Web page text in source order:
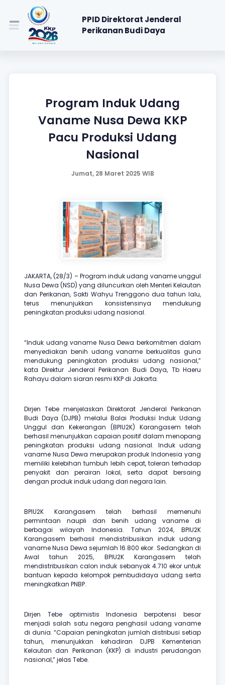
PPID Direktorat Jenderal
Perikanan Budi Daya
Program Induk Udang
Vaname Nusa Dewa KKP
Pacu Produksi Udang
Nasional
Jumat, 28 Maret 2025 WIB
JAKARTA, (28/3) – Program induk udang vaname unggul
Nusa Dewa (NSD) yang diluncurkan oleh Menteri Kelautan
dan Perikanan, Sakti Wahyu Trenggono dua tahun lalu,
terus menunjukkan konsistensinya mendukung
peningkatan produksi udang nasional.
“Induk udang vaname Nusa Dewa berkomitmen dalam
menyediakan benih udang vaname berkualitas guna
mendukung peningkatan produksi udang nasional,”
kata Direktur Jenderal Perikanan Budi Daya, Tb Haeru
Rahayu dalam siaran resmi KKP di Jakarta.
Dirjen Tebe menjelaskan Direktorat Jenderal Perikanan
Budi Daya (DJPB) melalui Balai Produksi Induk Udang
Unggul dan Kekerangan (BPIU2K) Karangasem telah
berhasil menunjukkan capaian positif dalam menopang
peningkatan produksi udang nasional. Induk udang
vaname Nusa Dewa merupakan produk Indonesia yang
memiliki kelebihan tumbuh lebih cepat, toleran terhadap
penyakit dan perairan lokal, serta dapat bersaing
dengan produk induk udang dari negara lain.
BPIU2K Karangasem telah berhasil memenuhi
permintaan naupli dan benih udang vaname di
berbagai wilayah Indonesia. Tahun 2024, BPIU2K
Karangasem berhasil mendistribusikan induk udang
vaname Nusa Dewa sejumlah 16.800 ekor. Sedangkan di
Awal tahun 2025, BPIU2K Karangasem telah
mendistribusikan calon induk sebanyak 4.710 ekor untuk
bantuan kepada kelompok pembudidaya udang serta
meningkatkan PNBP.
Dirjen Tebe optimistis Indonesia berpotensi besar
menjadi salah satu negara penghasil udang vaname
di dunia. “Capaian peningkatan jumlah distribusi setiap
tahun, menunjukkan kehadiran DJPB Kementerian
Kelautan dan Perikanan (KKP) di industri perudangan
nasional,” jelas Tebe.